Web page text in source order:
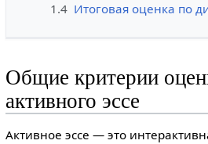
1.4 Итоговая оценка по
Общие критерии
активного эссе
Активное эссе — это